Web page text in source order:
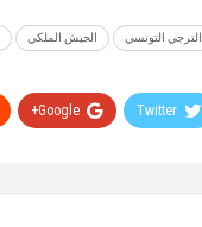
الترجي التونسي الجيش الملكي
Twitter
Google+